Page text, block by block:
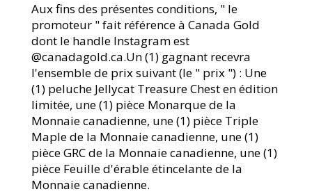
Aux fins des présentes conditions, " le
promoteur " fait référence à Canada Gold
dont le handle Instagram est
@canadagold.ca.Un (1) gagnant recevra
l'ensemble de prix suivant (le " prix ") : Une
(1) peluche Jellycat Treasure Chest en édition
limitée, une (1) pièce Monarque de la
Monnaie canadienne, une (1) pièce Triple
Maple de la Monnaie canadienne, une (1)
pièce GRC de la Monnaie canadienne, une (1)
pièce Feuille d'érable étincelante de la
Monnaie canadienne.